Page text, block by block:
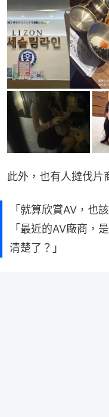
此外，也有人撻伐片
「就算欣賞AV，也
「最近的AV廠商，
清楚了？」